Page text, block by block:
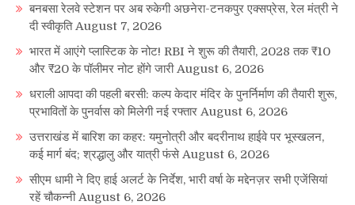
बनबसा रेलवे स्टेशन पर अब रुकेगी अछनेरा-टनकपुर एक्सप्रेस, रेल मंत्री ने
दी स्वीकृति August 7, 2026
भारत में आएंगे प्लास्टिक के नोट! RBI ने शुरू की तैयारी, 2028 तक ₹10
और ₹20 के पॉलीमर नोट होंगे जारी August 6, 2026
धराली आपदा की पहली बरसी: कल्प केदार मंदिर के पुनर्निर्माण की तैयारी शुरू,
प्रभावितों के पुनर्वास को मिलेगी नई रफ्तार August 6, 2026
उत्तराखंड में बारिश का कहर: यमुनोत्री और बदरीनाथ हाईवे पर भूस्खलन,
कई मार्ग बंद; श्रद्धालु और यात्री फंसे August 6, 2026
सीएम धामी ने दिए हाई अलर्ट के निर्देश, भारी वर्षा के मद्देनज़र सभी एजेंसियां
रहें चौकन्नी August 6, 2026